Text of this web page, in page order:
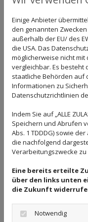
Jetzt
Unsere
Marken
Einige Anbieter
den genannten
außerhalb der EU/ des
die USA. Das
möglicherweise nicht mit
vergleichbar. Es besteht
staatliche Behörden auf
Informationen zu
Datenschutzrichtlinien
Indem Sie auf „ALLE
Speichern und Abrufen
Abs. 1 TDDDG) sowie
die nachfolgend
Verarbeitungszwecke zu
Eine bereits erteilte
über den links unten
die Zukunft
Notwendig